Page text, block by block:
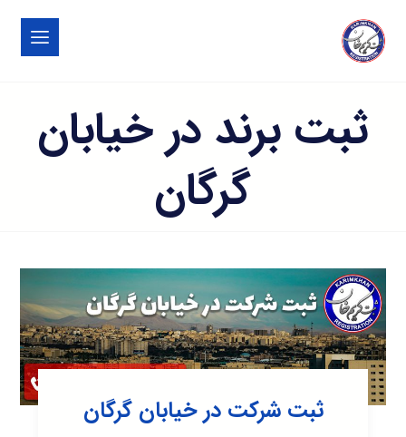
ثبت برند در خیابان
گرگان
ثبت شرکت در خیابان گرگان